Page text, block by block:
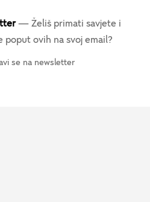
— Želiš primati savjete i
poput ovih na svoj email?
se na newsletter